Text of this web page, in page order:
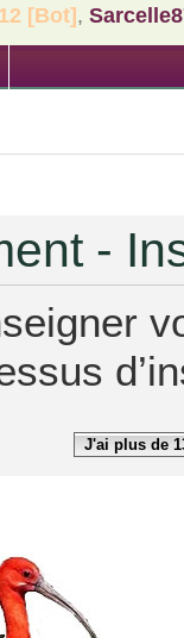
[Bot],
-
J'ai plus de